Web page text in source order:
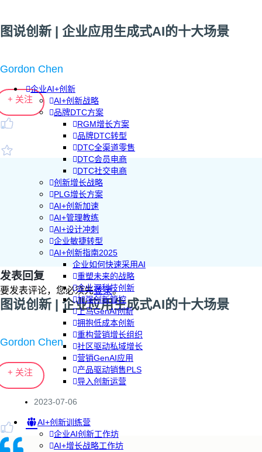
企业AI+创新
AI+创新战略
品牌DTC方案
RGM增长方案
品牌DTC转型
DTC全渠道零售
DTC会员电商
DTC社交电商
创新增长战略
PLG增长方案
AI+创新加速
AI+管理教练
AI+设计冲刺
企业敏捷转型
AI+创新指南2025
企业如何快速采用AI
重塑未来的战略
企业深科技创新
加强创新管控
上马GenAI创新
拥抱低成本创新
重构营销增长组织
社区驱动私域增长
营销GenAI应用
产品驱动销售PLS
导入创新运营
AI+创新训练营
企业AI创新工作坊
AI+增长战略工作坊
图说创新 | 企业应用生成式AI的十大场景
Gordon Chen
+ 关注
发表回复
要发表评论，您必须先登录。
图说创新 | 企业应用生成式AI的十大场景
Gordon Chen
+ 关注
2023-07-06